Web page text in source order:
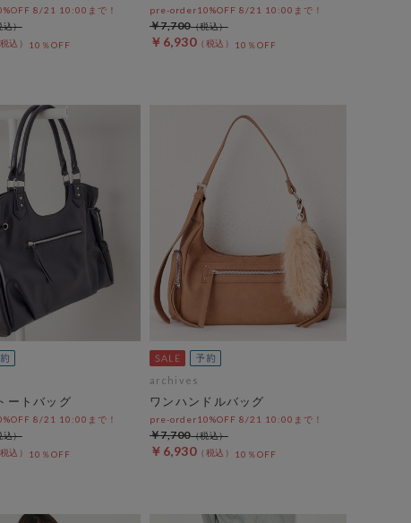
8/21 10:00まで！
10％OFF
pre-order10%OFF 8/21 10:00まで！
￥6,930 10％OFF
￥7,700
ートバッグ
8/21 10:00まで！
10％OFF
archives
ワンハンドルバッグ
pre-order10%OFF 8/21 10:00まで！
￥6,930 10％OFF
￥7,700